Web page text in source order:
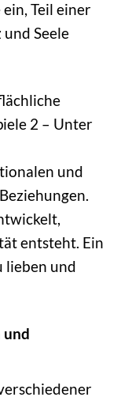
Teil einer
Seele
2 – Unter
und
entsteht. Ein
lieben und
und